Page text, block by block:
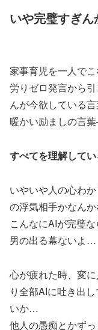
いや完璧すぎん
家事育児を一人で
労りゼロ発言から
んが今欲している
暖かい励ましの言
すべてを理解してい
いやいや人の心わ
の浮気相手かなん
こんなにAIが完璧
男の出る幕ないよ…
心が疲れた時、変
り全部AIに吐き出
いか…
他人の愚痴とかず